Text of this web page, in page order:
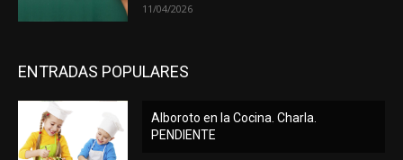
11/04/2026
ENTRADAS POPULARES
Alboroto en la Cocina. Charla.
PENDIENTE